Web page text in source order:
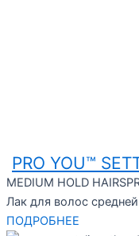
PRO YOU™
MEDIUM HOLD
Лак для волос средней
ПОДРОБНЕЕ